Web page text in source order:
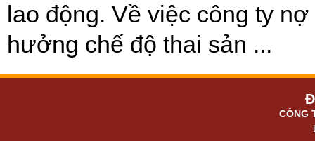
lao động. Về việc công ty
hưởng chế độ thai sản ...
CÔNG